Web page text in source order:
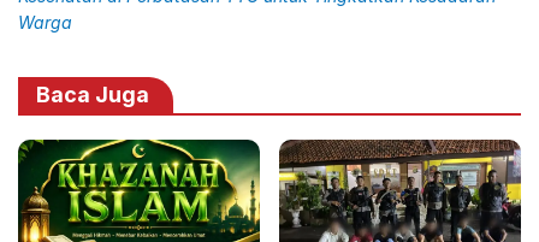
Warga
Baca Juga